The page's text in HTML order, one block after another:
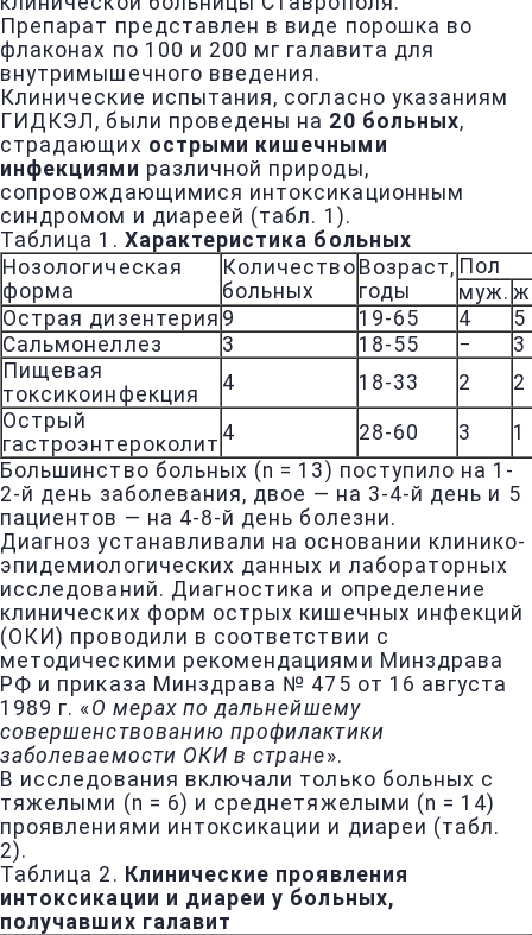
Препарат представлен в виде порошка во
флаконах по 100 и 200 мг галавита для
внутримышечного введения.
Клинические испытания, согласно указаниям
ГИДКЭЛ, были проведены на 20 больных,
страдающих острыми кишечными
инфекциями различной природы,
сопровождающимися интоксикационным
синдромом и диареей (табл. 1).
Таблица 1. Характеристика больных
Нозологическая
форма
Количество
больных
Возраст,
годы
Пол
муж.
Острая дизентерия 9 19-65 4
5
Сальмонеллез
3 18-55 −
3
Пищевая
токсикоинфекция
4 18-33 2
2
Острый
гастроэнтероколит 4 28-60 3
1
Большинство больных (n = 13) поступило на 1-
2-й день заболевания, двое — на 3-4-й день и 5
пациентов — на 4-8-й день болезни.
Диагноз устанавливали на основании клинико-
эпидемиологических данных и лабораторных
исследований. Диагностика и определение
клинических форм острых кишечных инфекций
(ОКИ) проводили в соответствии с
методическими рекомендациями Минздрава
РФ и приказа Минздрава № 475 от 16 августа
1989 г. «О мерах по дальнейшему
совершенствованию профилактики
заболеваемости ОКИ в стране».
В исследования включали только больных с
тяжелыми (n = 6) и среднетяжелыми (n = 14)
проявлениями интоксикации и диареи (табл.
2).
Таблица 2. Клинические проявления
интоксикации и диареи у больных,
получавших галавит